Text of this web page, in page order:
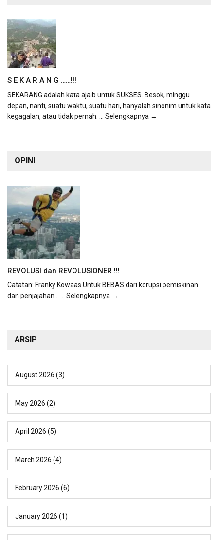
S E K A R A N G ……!!!
SEKARANG adalah kata ajaib untuk SUKSES. Besok, minggu
depan, nanti, suatu waktu, suatu hari, hanyalah sinonim untuk kata
kegagalan, atau tidak pernah.
... Selengkapnya →
OPINI
REVOLUSI dan REVOLUSIONER !!!
Catatan: Franky Kowaas Untuk BEBAS dari korupsi pemiskinan
dan penjajahan...
... Selengkapnya →
ARSIP
August 2026 (3)
May 2026 (2)
April 2026 (5)
March 2026 (4)
February 2026 (6)
January 2026 (1)